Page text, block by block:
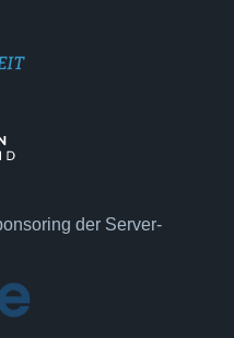
der Server-